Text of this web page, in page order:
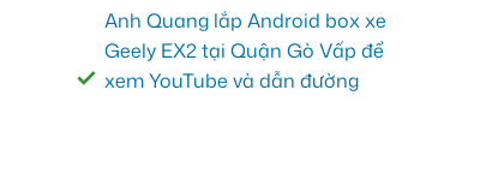
Anh Quang lắp Android box xe
Geely EX2 tại Quận Gò Vấp để
xem YouTube và dẫn đường